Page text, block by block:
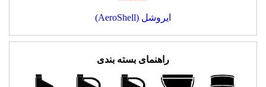
ایروشل (AeroShell)
راهنمای بسته بندی